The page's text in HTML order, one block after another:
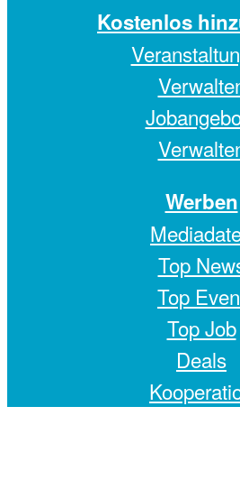
Kostenlos
Werben
Top
Top
Top Job
Deals